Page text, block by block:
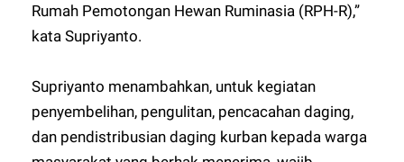
Rumah Pemotongan Hewan Ruminasia (RPH-R),”
kata Supriyanto.
Supriyanto menambahkan, untuk kegiatan
penyembelihan, pengulitan, pencacahan daging,
dan pendistribusian daging kurban kepada warga